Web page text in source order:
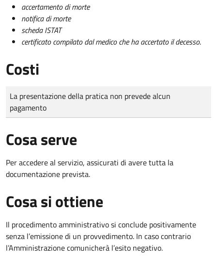
accertamento di morte
notifica di morte
scheda ISTAT
certificato compilato dal medico che ha accertato il decesso.
Costi
Tipo di pagamento
Importo
La presentazione della pratica non prevede alcun
pagamento
Cosa serve
Per accedere al servizio, assicurati di avere tutta la
documentazione prevista.
Cosa si ottiene
Il procedimento amministrativo si conclude positivamente
senza l’emissione di un provvedimento. In caso contrario
l’Amministrazione comunicherà l’esito negativo.